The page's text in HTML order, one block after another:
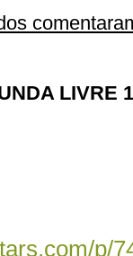
LIVRE
p/